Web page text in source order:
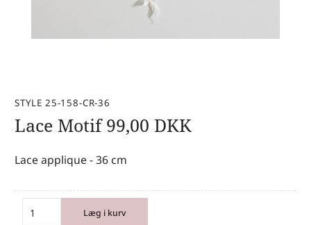
STYLE 25-158-CR-36
Lace Motif99,00 DKK
Lace applique - 36 cm
Læg i kurv